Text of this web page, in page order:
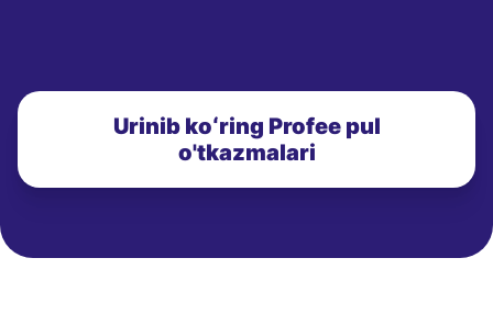
Urinib koʻring Profee pul
o'tkazmalari